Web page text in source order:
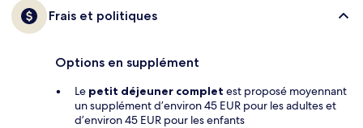
Frais et politiques
Options en supplément
Le petit déjeuner complet est proposé moyennant
un supplément d’environ 45 EUR pour les adultes et
d’environ 45 EUR pour les enfants